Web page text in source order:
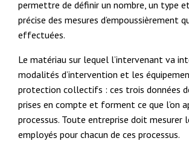
permettre de définir un nombre, un type
précise des mesures d’empoussièrement
effectuées.
Le matériau sur lequel l’intervenant va
modalités d’intervention et les
protection collectifs : ces trois données
prises en compte et forment ce que l’on
processus. Toute entreprise doit mesurer
employés pour chacun de ces processus.